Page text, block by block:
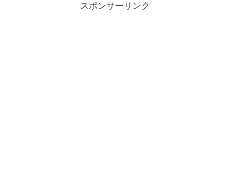
スポンサーリンク